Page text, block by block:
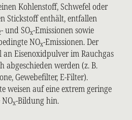
Kohlenstoff, Schwefel oder
Stickstoff enthält, entfallen
- und SOx-Emissionen sowie
NOx-Emissionen. Der
an Eisenoxidpulver im Rauchgas
abgeschieden werden (z. B.
Gewebefilter, E-Filter).
weisen auf eine extrem geringe
x-Bildung hin.